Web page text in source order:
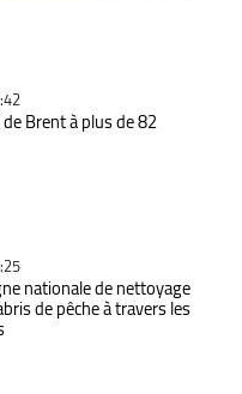
Brent à plus de 82
nationale de nettoyage
de pêche à travers les